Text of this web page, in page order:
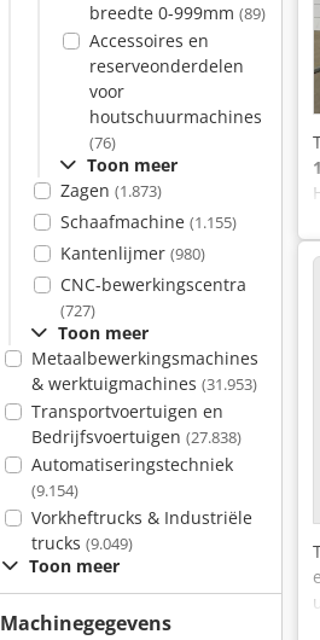
breedte 0-999mm (89)
Accessoires en
reserveonderdelen
voor
houtschuurmachines
(76)
Toon meer
Zagen (1.873)
Schaafmachine (1.155)
Kantenlijmer (980)
CNC-bewerkingscentra
(727)
Toon meer
Metaalbewerkingsmachines
& werktuigmachines (31.953)
Transportvoertuigen en
Bedrijfsvoertuigen (27.838)
Automatiseringstechniek
(9.154)
Vorkheftrucks & Industriële
trucks (9.049)
Toon meer
Machinegegevens